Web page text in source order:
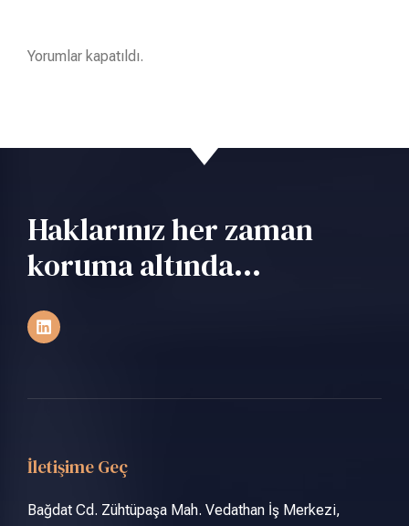
Yorumlar kapatıldı.
Haklarınız her zaman
koruma altında...
İletişime Geç
Bağdat Cd. Zühtüpaşa Mah. Vedathan İş Merkezi,